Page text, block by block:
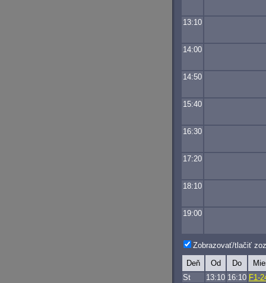
13:10
14:00
14:50
15:40
16:30
17:20
18:10
19:00
Zobrazovať/tlačiť
Deň Od Do
St
13:10 16:10 F1-